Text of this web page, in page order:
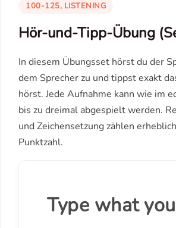
100-125, LISTENING
Hör-und-Tipp-Übung
In diesem Übungsset hörst du der
dem Sprecher zu und tippst exakt
hörst. Jede Aufnahme kann wie im
bis zu dreimal abgespielt werden.
und Zeichensetzung zählen
Punktzahl.
Type what